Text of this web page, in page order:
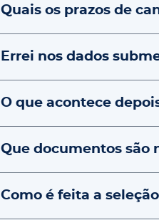
Quais os prazos de
Errei nos dados
O que acontece
Que documentos são
Como é feita a